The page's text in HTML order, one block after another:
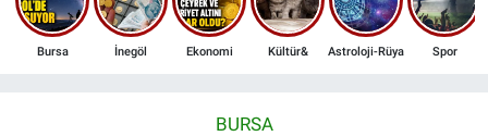
Bursa İnegöl Ekonomi Kültür& Astroloji-Rüya Spor
BURSA
3.SAYFA
Trafik Durumu